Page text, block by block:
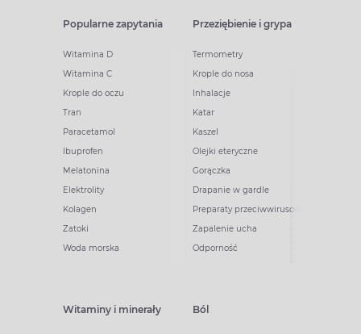
Popularne zapytania
Witamina D
Witamina C
Krople do oczu
Tran
Paracetamol
Ibuprofen
Melatonina
Elektrolity
Kolagen
Zatoki
Woda morska
Przeziębienie i grypa
Termometry
Krople do nosa
Inhalacje
Katar
Kaszel
Olejki eteryczne
Gorączka
Drapanie w gardle
Preparaty przeciwwirusowe
Zapalenie ucha
Odporność
Witaminy i minerały Ból